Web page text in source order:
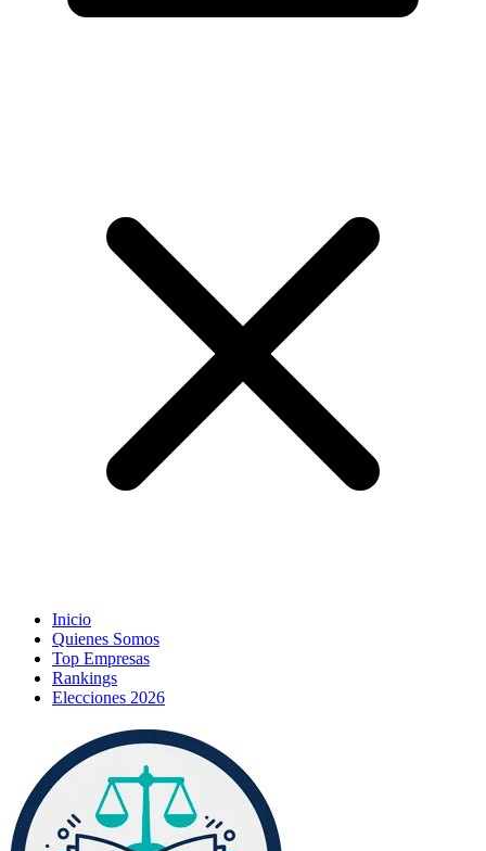
Inicio
Quienes Somos
Top Empresas
Rankings
Elecciones 2026